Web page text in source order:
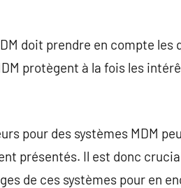
doit prendre en compte
protègent à la fois les
pour des systèmes MDM
présentés. Il est donc
de ces systèmes pour en